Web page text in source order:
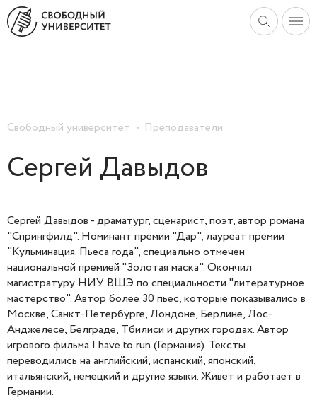
Свободный университет Преподаватели
Сергей Давыдов
Сергей Давыдов - драматург, сценарист, поэт, автор романа
"Спрингфилд". Номинант премии "Дар", лауреат премии
"Кульминация. Пьеса года", специально отмечен
национальной премией "Золотая маска". Окончил
магистратуру НИУ ВШЭ по специальности "литературное
мастерство". Автор более 30 пьес, которые показывались в
Москве, Санкт-Петербурге, Лондоне, Берлине, Лос-
Анджелесе, Белграде, Тбилиси и других городах. Автор
игрового фильма I have to run (Германия). Тексты
переводились на английский, испанский, японский,
итальянский, немецкий и другие языки. Живет и работает в
Германии.